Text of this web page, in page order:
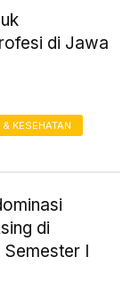
di Jawa
KESEHATAN
di
Semester I